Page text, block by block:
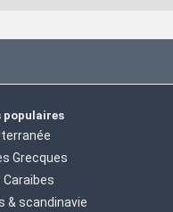
populaires
Grecques
& scandinavie